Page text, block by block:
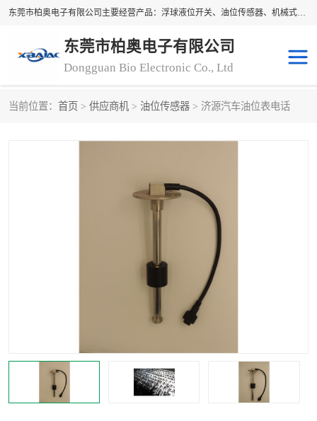
东莞市柏奥电子有限公司主要经营产品：浮球液位开关、油位传感器、机械式油表、浮球液位计、水位控制浮球阀、料位开关，水流开关、油水位控制配套仪表等。柏奥电子，您可信赖的合作伙伴
东莞市柏奥电子有限公司
Dongguan Bio Electronic Co., Ltd
当前位置： 首页 > 供应商机 > 油位传感器 > 济源汽车油位表电话
油位表